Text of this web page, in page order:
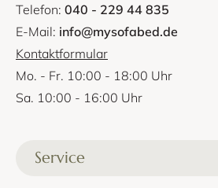
Telefon: 040 - 229 44 835
E-Mail: info@mysofabed.de
Kontaktformular
Mo. - Fr. 10:00 - 18:00 Uhr
Sa. 10:00 - 16:00 Uhr
Service